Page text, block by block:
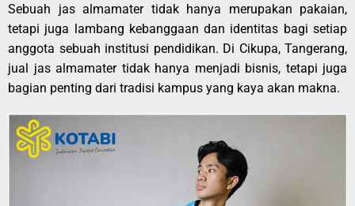
Sebuah jas almamater tidak hanya merupakan pakaian,
tetapi juga lambang kebanggaan dan identitas bagi setiap
anggota sebuah institusi pendidikan. Di Cikupa, Tangerang,
jual jas almamater tidak hanya menjadi bisnis, tetapi juga
bagian penting dari tradisi kampus yang kaya akan makna.